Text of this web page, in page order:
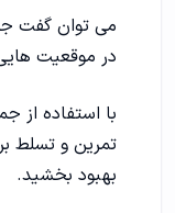
1. استفاده از "don't" یا "do not" قبل از فعل با قاعده:
2. استفاده از "never" یا "don't ever":
می توان گفت
در موقعیت
با استفاده از
تمرین و تسلط
بهبود بخشید.